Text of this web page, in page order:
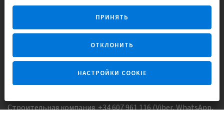
Строим и продаем дома
для счастливой жизни в Испании
Задайте вопрос
Строительная компания +34 607 961 116 (Viber, WhatsApp,
ПРИНЯТЬ
ОТКЛОНИТЬ
НАСТРОЙКИ COOKIE